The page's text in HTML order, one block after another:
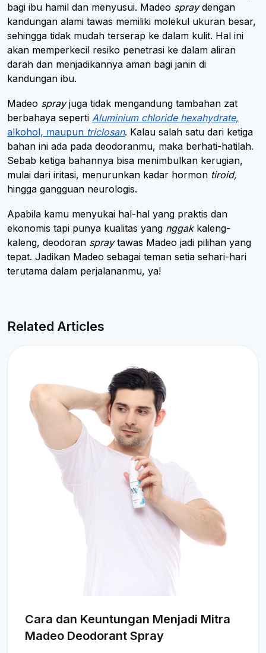
bagi ibu hamil dan menyusui. Madeo spraydengan
kandungan alami tawas memiliki molekul ukuran besar,
sehingga tidak mudah terserap ke dalam kulit. Hal ini
akan memperkecil resiko penetrasi ke dalam aliran
darah dan menjadikannya aman bagi janin di
kandungan ibu.
Madeo sprayjuga tidak mengandung tambahan zat
berbahaya seperti Aluminium chloride hexahydrate,
alkohol, maupun triclosan. Kalau salah satu dari ketiga
bahan ini ada pada deodoranmu, maka berhati-hatilah.
Sebab ketiga bahannya bisa menimbulkan kerugian,
mulai dari iritasi, menurunkan kadar hormon tiroid,
hingga gangguan neurologis.
Apabila kamu menyukai hal-hal yang praktis dan
ekonomis tapi punya kualitas yang nggak kaleng-
kaleng, deodoran spraytawas Madeo jadi pilihan yang
tepat. Jadikan Madeo sebagai teman setia sehari-hari
terutama dalam perjalananmu, ya!
Related Articles
Cara dan Keuntungan Menjadi Mitra
Madeo Deodorant Spray